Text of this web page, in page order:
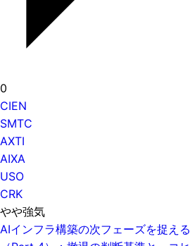
0
CIEN
SMTC
AXTI
AIXA
USO
CRK
やや強気
AIインフラ構築の次フェーズを捉え